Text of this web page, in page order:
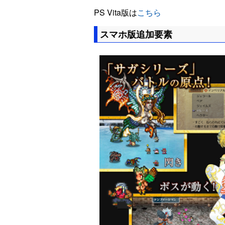
PS Vita版はこちら
スマホ版追加要素